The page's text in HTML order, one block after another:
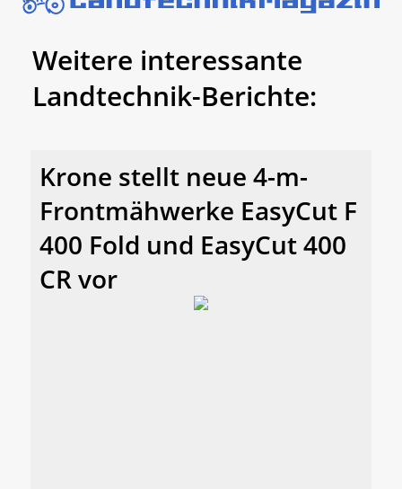
Weitere interessante
Landtechnik-Berichte:
Krone stellt neue 4-m-
Frontmähwerke EasyCut F
400 Fold und EasyCut 400
CR vor